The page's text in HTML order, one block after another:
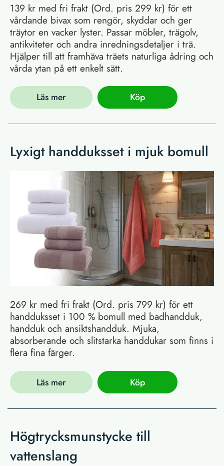
139 kr med fri frakt (Ord. pris 299 kr) för ett
vårdande bivax som rengör, skyddar och ger
träytor en vacker lyster. Passar möbler, trägolv,
antikviteter och andra inredningsdetaljer i trä.
Hjälper till att framhäva träets naturliga ådring och
vårda ytan på ett enkelt sätt.
Läs mer Köp
Lyxigt handduksset i mjuk bomull
269 kr med fri frakt (Ord. pris 799 kr) för ett
handduksset i 100 % bomull med badhandduk,
handduk och ansiktshandduk. Mjuka,
absorberande och slitstarka handdukar som finns i
flera fina färger.
Läs mer Köp
Högtrycksmunstycke till
vattenslang